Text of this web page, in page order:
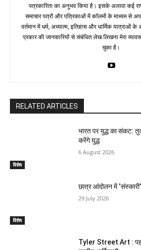
पत्रकारिता का अनुभव किया है। इसके अलावा कई
समाचार पत्रों और पत्रिकाओं में काॅलमों के माध्यम से
वर्तमान में धर्म, अध्यात्म, इतिहास और धार्मिक यात्राओं
प्रकार की जानकारियों से संबंधित लेख लिखना मेरा
चुका है।
RELATED ARTICLES
विशेष
भारत पर युद्ध का संकट:
करेंगे युद्ध
6 August 2026
विशेष
छात्र आंदोलन में ‘संस्कारी’
29 July 2026
Tyler Street Art :